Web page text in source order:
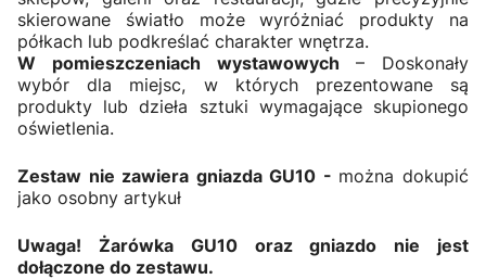
skierowane światło może wyróżniać produkty na
półkach lub podkreślać charakter wnętrza.
W pomieszczeniach wystawowych – Doskonały
wybór dla miejsc, w których prezentowane są
produkty lub dzieła sztuki wymagające skupionego
oświetlenia.
Zestaw nie zawiera gniazda GU10 - można dokupić
jako osobny artykuł
Uwaga! Żarówka GU10 oraz gniazdo nie jest
dołączone do zestawu.